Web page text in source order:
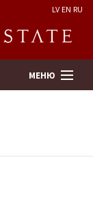
LV EN RU
МЕНЮ